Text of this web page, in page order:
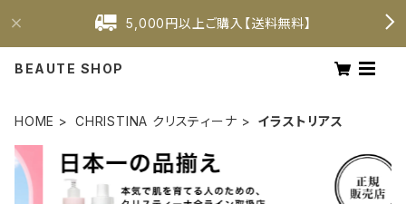
5,000円以上ご購入【送料無料】
BEAUTE SHOP
HOME CHRISTINA クリスティーナ イラストリアス